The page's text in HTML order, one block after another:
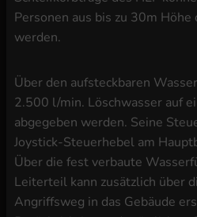
Personen aus bis zu 30m
werden.
Über den aufsteckbaren
2.500 l/min. Löschwasser auf
abgegeben werden. Seine
Joystick-Steuerhebel am
Über die fest verbaute
Leiterteil kann zusätzlich über
Angriffsweg in das Gebäude